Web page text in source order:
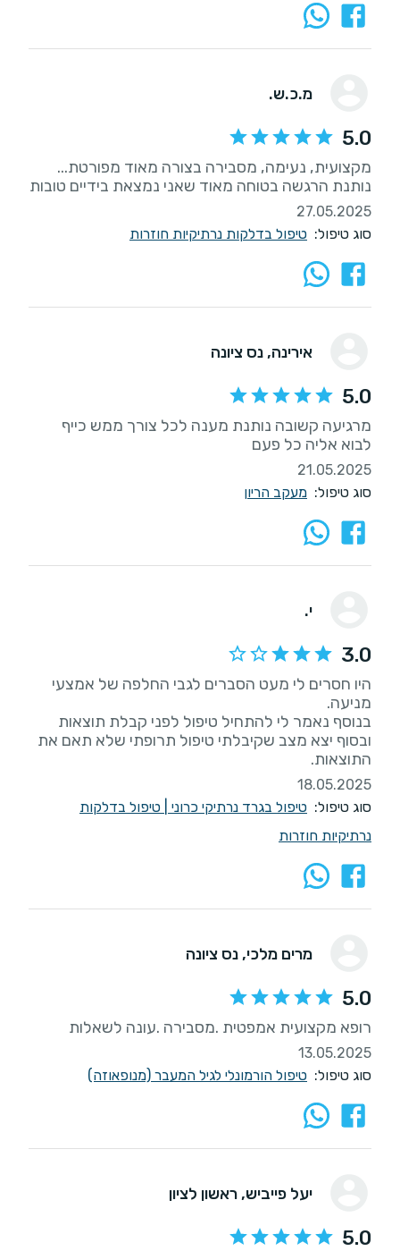
מ.כ.ש.
5.0
מקצועית, נעימה, מסבירה בצורה מאוד מפורטת...
נותנת הרגשה בטוחה מאוד שאני נמצאת בידיים טובות
27.05.2025
סוג טיפול: טיפול בדלקות נרתיקיות חוזרות
אירינה, נס ציונה
5.0
מרגיעה קשובה נותנת מענה לכל צורך ממש כייף
לבוא אליה כל פעם
21.05.2025
סוג טיפול: מעקב הריון
י.
3.0
היו חסרים לי מעט הסברים לגבי החלפה של אמצעי
בנוסף נאמר לי להתחיל טיפול לפני קבלת תוצאות
ובסוף יצא מצב שקיבלתי טיפול תרופתי שלא תאם את
התוצאות.
18.05.2025
סוג טיפול: טיפול בגרד נרתיקי כרוני
טיפול בדלקות
נרתיקיות חוזרות
מרים מלכי, נס ציונה
5.0
רופא מקצועית אמפטית .מסבירה .עונה לשאלות
13.05.2025
סוג טיפול: טיפול הורמונלי לגיל המעבר (מנופאוזה)
יעל פייביש, ראשון לציון
5.0